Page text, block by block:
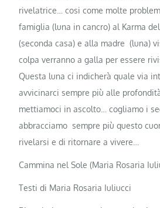
rivelatrice… cosi come molte
famiglia (luna in cancro) al Karma
(seconda casa) e alla madre (luna)
colpa verranno a galla per essere
Questa luna ci indicherà quale via
avvicinarci sempre più alle
mettiamoci in ascolto… cogliamo i
abbracciamo sempre più questo
rivelarsi e di ritornare a vivere…
Cammina nel Sole (Maria Rosaria
Testi di Maria Rosaria Iuliucci